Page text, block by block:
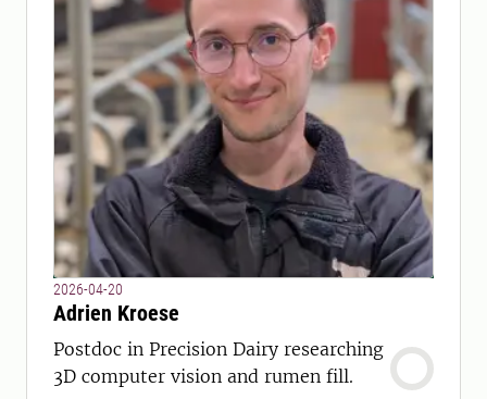
2026-04-20
Adrien Kroese
Postdoc in Precision Dairy researching
3D computer vision and rumen fill.